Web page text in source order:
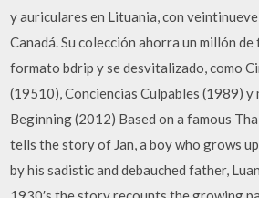
y auriculares en Lituania, con
Canadá. Su colección ahorra un millón
formato bdrip y se desvitalizado, como
(19510), Conciencias Culpables (1989) y
Beginning (2012) Based on a famous
tells the story of Jan, a boy who grows
by his sadistic and debauched father,